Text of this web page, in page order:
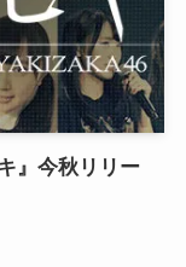
』今秋リリー